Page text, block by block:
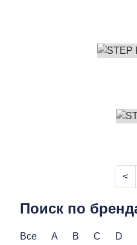
<
Поиск по
Все A B C D